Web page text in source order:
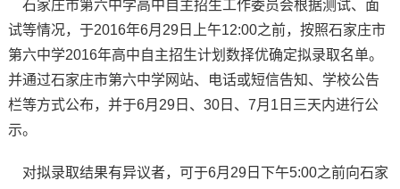
石家庄市第六中学高中自主招生工作委员会根据测试、面
试等情况，于2016年6月29日上午12:00之前，按照石家庄市
第六中学2016年高中自主招生计划数择优确定拟录取名单。
并通过石家庄市第六中学网站、电话或短信告知、学校公告
栏等方式公布，并于6月29日、30日、7月1日三天内进行公
示。
对拟录取结果有异议者，可于6月29日下午5:00之前向石家